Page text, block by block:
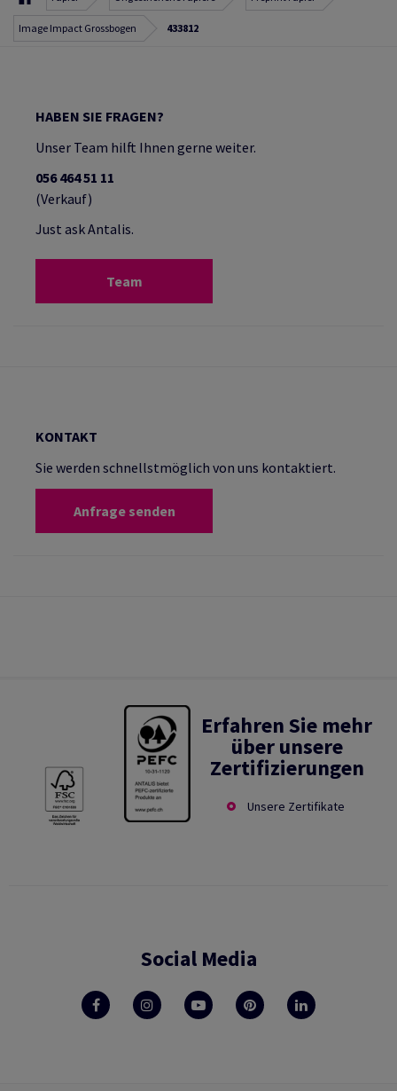
Image Impact Grossbogen 433812
HABEN SIE FRAGEN?
Unser Team hilft Ihnen gerne weiter.
056 464 51 11
(Verkauf)
Just ask Antalis.
Team
KONTAKT
Sie werden schnellstmöglich von uns kontaktiert.
Anfrage senden
Erfahren Sie mehr
über unsere
Zertifizierungen
Unsere Zertifikate
Social Media